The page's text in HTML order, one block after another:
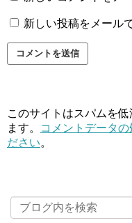
新しい投稿をメール
このサイトはスパムを
ます。
コメントデータ
ださい。